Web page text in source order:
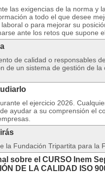
las exigencias de la norma y
a todo el que desee
o para mejorar su
ante los retos que supone
de calidad o responsables
de un sistema de gestión de
el ejercicio 2026.
ayudar a su comprensión el
la Fundación Tripartita para la
sobre el CURSO Inem
DE LA CALIDAD ISO